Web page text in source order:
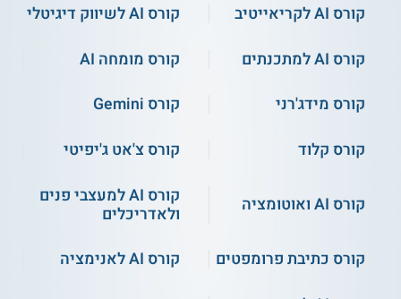
קורס AI לקריאייטיב
קורס AI לשיווק דיגיטלי
קורס AI למתכנתים
קורס מומחה AI
קורס מידג'רני
קורס Gemini
קורס קלוד
קורס צ'אט ג'יפיטי
קורס AI ואוטומציה
קורס AI למעצבי פנים
ולאדריכלים
קורס כתיבת פרומפטים
קורס AI לאנימציה